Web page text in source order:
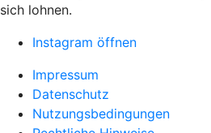
sich lohnen.
Instagram öffnen
Impressum
Datenschutz
Nutzungsbedingungen